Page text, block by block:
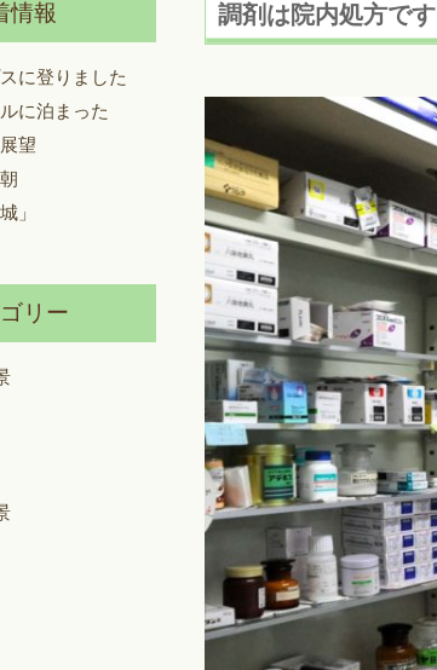
調剤は院内処方です
情報
に登りました
に泊まった
望
」
リー